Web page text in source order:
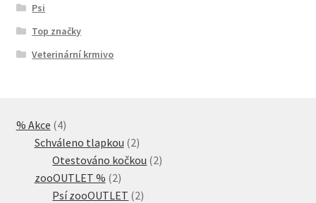
Psi
Top značky
Veterinární krmivo
% Akce 44
produkty
Schváleno tlapkou 22
produkty
Otestováno kočkou 22
zooOUTLET % 22
produkty
Psí zooOUTLET 22